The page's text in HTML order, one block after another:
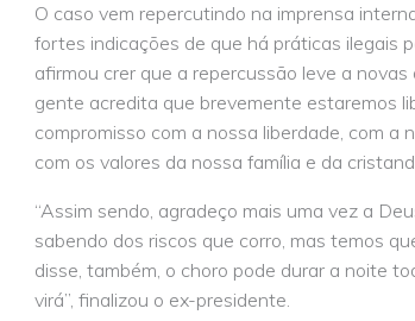
O caso vem repercutindo na imprensa
fortes indicações de que há práticas ilegais
afirmou crer que a repercussão leve a
gente acredita que brevemente estaremos
compromisso com a nossa liberdade, com a
com os valores da nossa família e da
“Assim sendo, agradeço mais uma vez a
sabendo dos riscos que corro, mas temos
disse, também, o choro pode durar a noite
virá”, finalizou o ex-presidente.